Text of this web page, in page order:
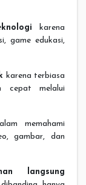
karena
game edukasi,
karena terbiasa
cepat melalui
memahami
gambar, dan
langsung